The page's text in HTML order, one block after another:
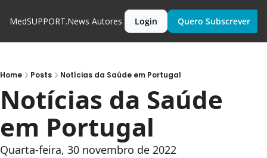
MedSUPPORT.News Autores Login Quero Subscrever
Home Posts Notícias da Saúde em Portugal
Notícias da Saúde
em Portugal
Quarta-feira, 30 novembro de 2022